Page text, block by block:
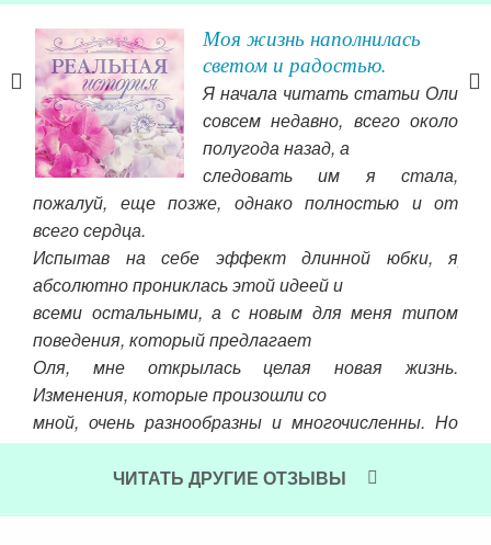
Моя жизнь наполнилась
светом и радостью.
Я начала читать статьи Оли
совсем недавно, всего около
полугода назад, а
следовать им я стала,
пожалуй, еще позже, однако полностью и от
всего сердца.
Испытав на себе эффект длинной юбки, я
абсолютно прониклась этой идеей и
всеми остальными, а с новым для меня типом
поведения, который предлагает
Оля, мне открылась целая новая жизнь.
Изменения, которые произошли со
мной, очень разнообразны и многочисленны. Но
главное это то, что произошло
в моих отношениях с мужем. Получая по рассылке
ЧИТАТЬ ДРУГИЕ ОТЗЫВЫ